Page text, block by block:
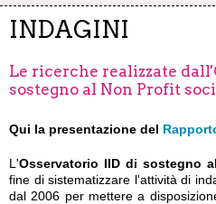
INDAGINI
Le ricerche realizzate
sostegno al Non Profit
Qui la presentazione del
L'Osservatorio IID di sostegno
fine di sistematizzare l'attività di
dal 2006 per mettere a